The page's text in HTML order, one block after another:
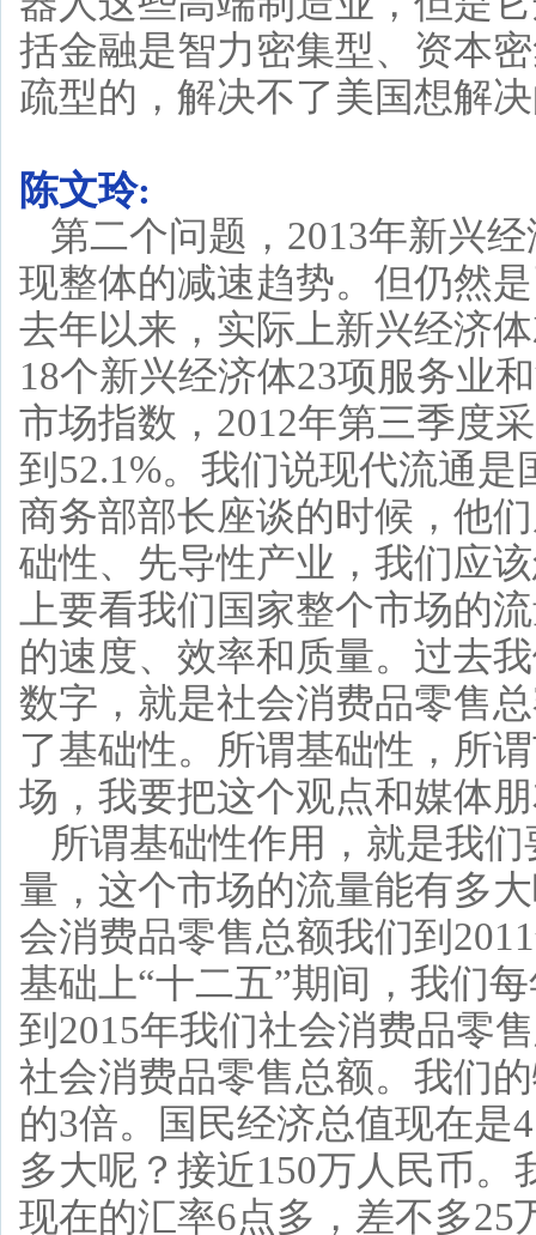
括金融是智力密集型、资本
疏型的，解决不了美国想解
陈文玲:
第二个问题，2013年新兴
现整体的减速趋势。但仍然
去年以来，实际上新兴经济
18个新兴经济体23项服务业
市场指数，2012年第三季度
到52.1%。我们说现代流通
商务部部长座谈的时候，他
础性、先导性产业，我们应
上要看我们国家整个市场的
的速度、效率和质量。过去
数字，就是社会消费品零售
了基础性。所谓基础性，所
场，我要把这个观点和媒体
所谓基础性作用，就是我
量，这个市场的流量能有多
会消费品零售总额我们到
基础上“十二五”期间，我们
到2015年我们社会消费品零
社会消费品零售总额。我们
的3倍。国民经济总值现在是
多大呢？接近150万人民币
现在的汇率6点多，差不多